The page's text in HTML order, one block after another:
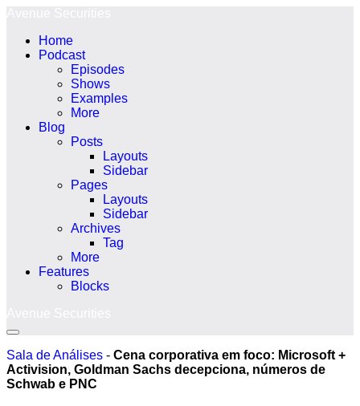
conteúdo
Home
Podcast
Episodes
Shows
Examples
More
Blog
Posts
Layouts
Sidebar
Pages
Layouts
Sidebar
Archives
Tag
More
Features
Blocks
Alternância
menu
Sala de Análises - Cena corporativa em foco: Microsoft +
Activision, Goldman Sachs decepciona, números de
Schwab e PNC